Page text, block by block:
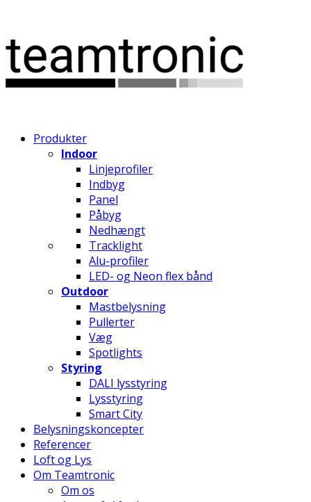
Produkter
Indoor
Linjeprofiler
Indbyg
Panel
Påbyg
Nedhængt
Tracklight
Alu-profiler
LED- og Neon flex bånd
Outdoor
Mastbelysning
Pullerter
Væg
Spotlights
Styring
DALI lysstyring
Lysstyring
Smart City
Belysningskoncepter
Referencer
Loft og Lys
Om Teamtronic
Om os